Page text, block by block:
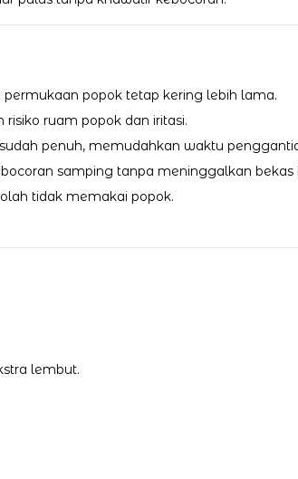
popok tetap kering lebih lama.
ruam popok dan iritasi.
penuh, memudahkan waktu
samping tanpa meninggalkan bekas
tidak memakai popok.
lembut.